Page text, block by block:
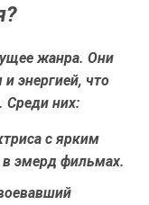
жанра. Они
энергией, что
Среди них:
с ярким
эмерд фильмах.